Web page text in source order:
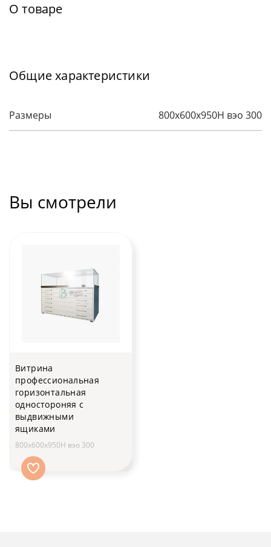
О товаре
Общие характеристики
Размеры 800x600x950H вэо 300
Вы смотрели
Витрина
профессиональная
горизонтальная
одностороняя с
выдвижными
ящиками
800x600x950H вэо 300